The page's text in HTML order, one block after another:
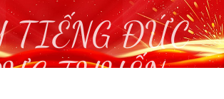
TIẾNG ĐỨC
TUYẾN